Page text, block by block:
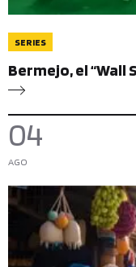
SERIES
Bermejo, el
04
AGO